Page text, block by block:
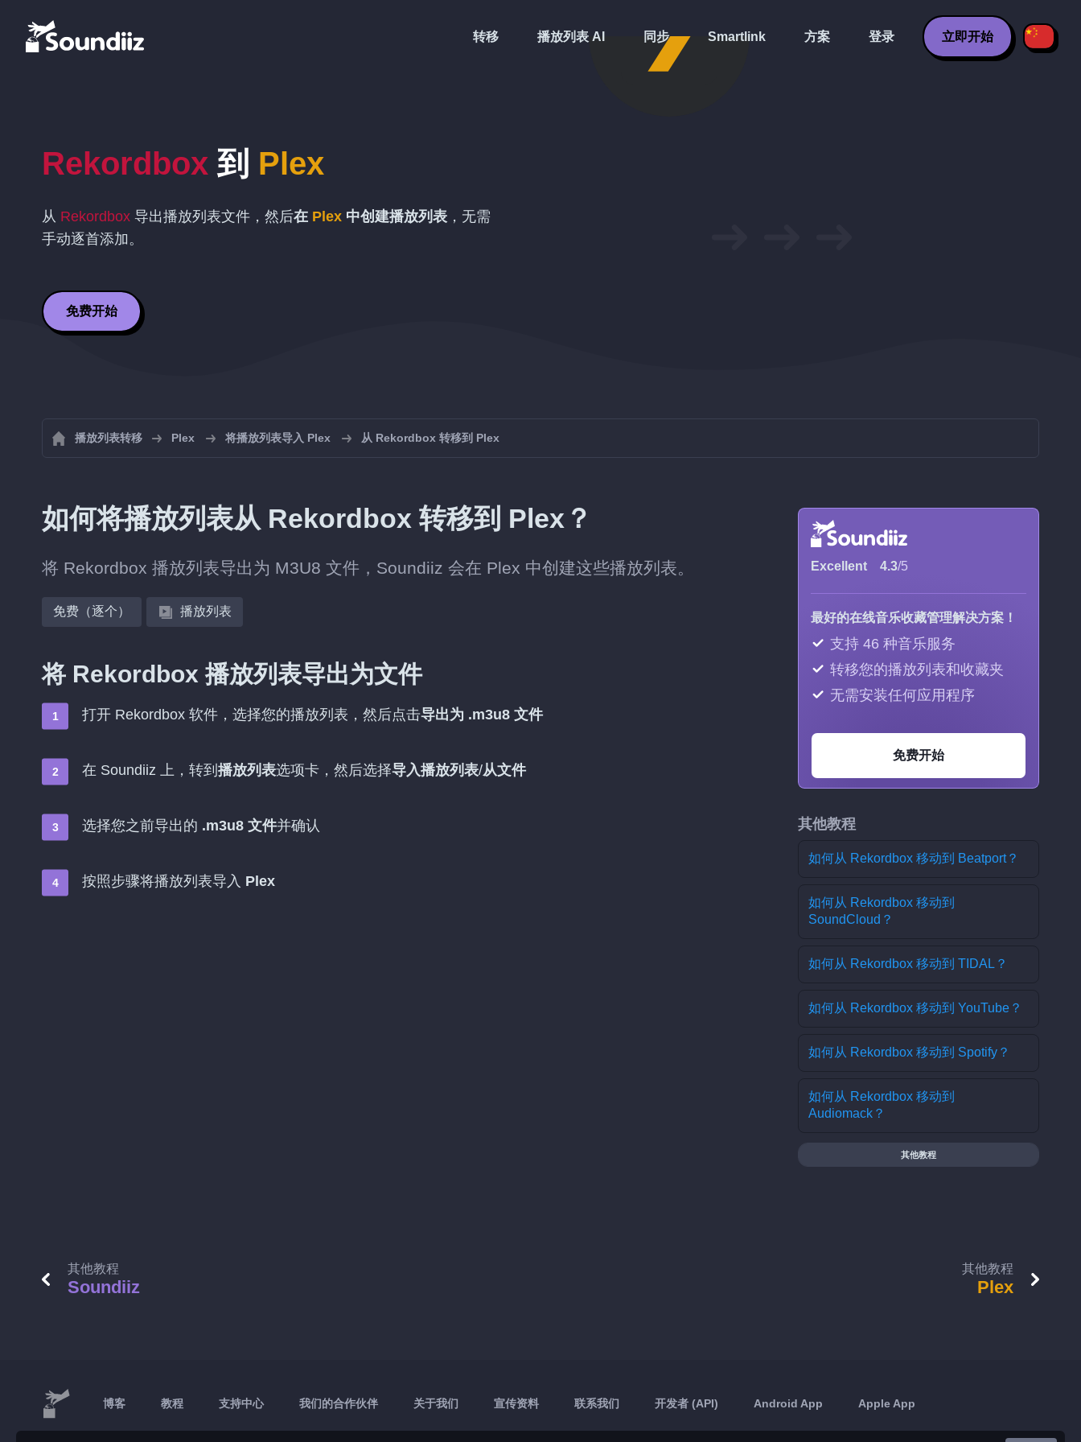
转移 播放列表 AI 同步 Smartlink 方案 登录 立即开始
Rekordbox 到 Plex
从 Rekordbox 导出播放列表文件，然后在 Plex 中创建播放列表 ，无需
手动逐首添加。
免费开始
播放列表转移 Plex 将播放列表导入 Plex 从 Rekordbox 转移到 Plex
如何将播放列表从 Rekordbox 转移到 Plex？
将 Rekordbox 播放列表导出为 M3U8 文件，Soundiiz 会在 Plex 中创建这些播放列表。
免费（逐个） 播放列表
将 Rekordbox 播放列表导出为文件
打开 Rekordbox 软件，选择您的播放列表，然后点击导出为 .m3u8 文件
在 Soundiiz 上，转到 播放列表选项卡，然后选择导入播放列表/从文件
选择您之前导出的 .m3u8 文件并确认
按照步骤将播放列表导入 Plex
Excellent 4.3/5
最好的在线音乐收藏管理解决方案！
支持 46 种音乐服务
转移您的播放列表和收藏夹
无需安装任何应用程序
免费开始
其他教程
如何从 Rekordbox 移动到 Beatport？
如何从 Rekordbox 移动到
SoundCloud？
如何从 Rekordbox 移动到 TIDAL？
如何从 Rekordbox 移动到 YouTube？
如何从 Rekordbox 移动到 Spotify？
如何从 Rekordbox 移动到
Audiomack？
其他教程
其他教程
Soundiiz
其他教程
Plex
博客 教程 支持中心 我们的合作伙伴 关于我们 宣传资料 联系我们 开发者 (API) Android App Apple App